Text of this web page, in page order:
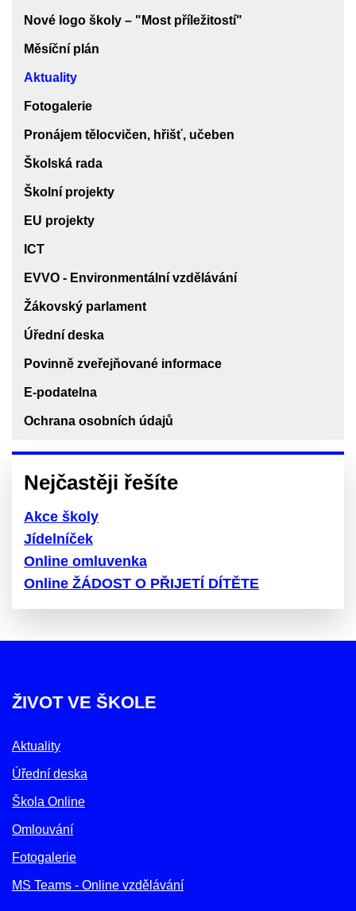
Nové logo školy – "Most příležitostí"
Měsíční plán
Aktuality
Fotogalerie
Pronájem tělocvičen, hřišť, učeben
Školská rada
Školní projekty
EU projekty
ICT
EVVO - Environmentální vzdělávání
Žákovský parlament
Úřední deska
Povinně zveřejňované informace
E-podatelna
Ochrana osobních údajů
Nejčastěji řešíte
Akce školy
Jídelníček
Online omluvenka
Online ŽÁDOST O PŘIJETÍ DÍTĚTE
ŽIVOT VE ŠKOLE
Aktuality
Úřední deska
Škola Online
Omlouvání
Fotogalerie
MS Teams - Online vzdělávání